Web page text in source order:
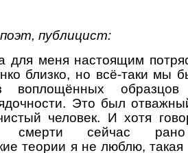
поэт, публицист:
для меня настоящим
близко, но всё-таки мы
образцов
Это был
человек. И хотя
смерти сейчас
теории я не люблю,